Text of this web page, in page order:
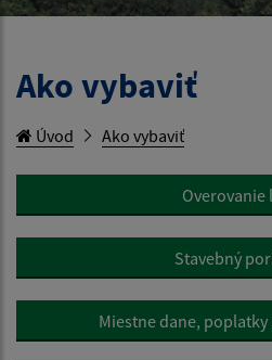
Ako vybaviť
Úvod Ako vybaviť
Overovanie
Stavebný
Miestne dane,